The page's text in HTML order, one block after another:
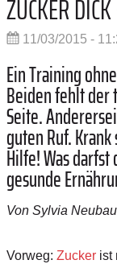
ZUCKER
11/03/2015 -
Ein Training ohne
Beiden fehlt der
Seite.
guten Ruf.
Hilfe! Was
gesunde
Von Sylvia
Vorweg: Zucker ist